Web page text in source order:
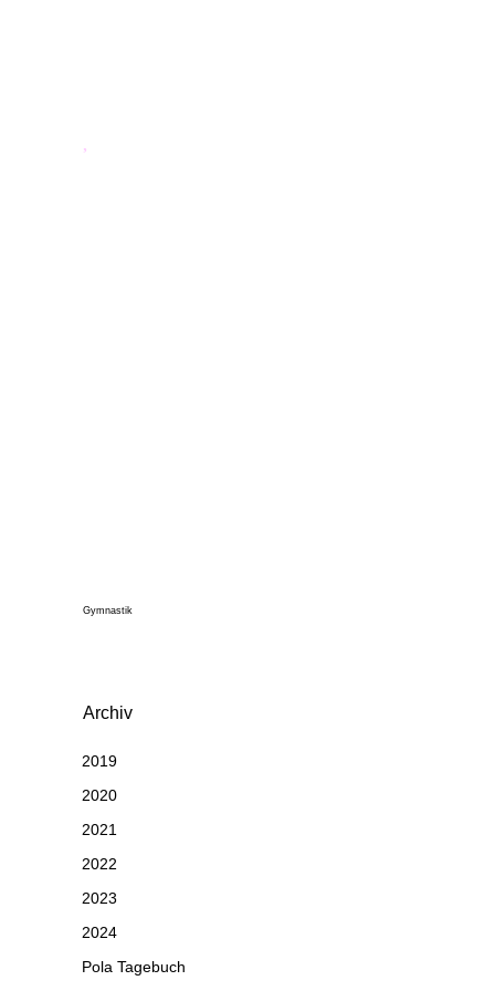
Gymnastik
Archiv
2019
2020
2021
2022
2023
2024
Pola Tagebuch